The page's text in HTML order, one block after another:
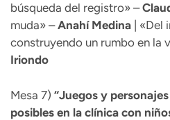
búsqueda del registro» –
muda» –Anahí Medina
|
construyendo un rumbo en la
Iriondo
Mesa 7) “Juegos y
posibles en la clínica con